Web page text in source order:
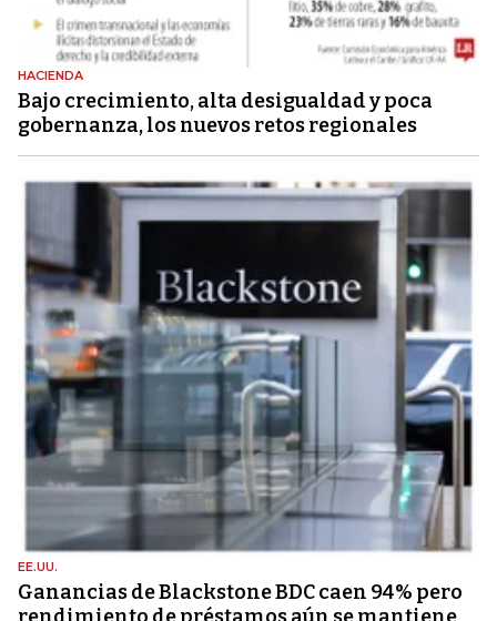
HACIENDA
Bajo crecimiento, alta desigualdad y poca
gobernanza, los nuevos retos regionales
EE.UU.
Ganancias de Blackstone BDC caen 94% pero